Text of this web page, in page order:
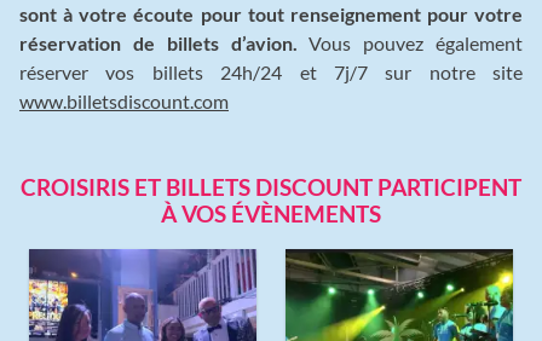
sont à votre écoute pour tout renseignement pour votre
réservation de billets d’avion.
Vous pouvez également
réserver vos billets 24h/24 et 7j/7 sur notre site
www.billetsdiscount.com
CROISIRIS ET BILLETS DISCOUNT PARTICIPENT
À VOS ÉVÈNEMENTS